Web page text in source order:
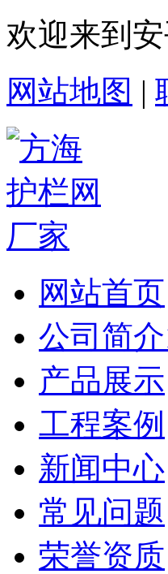
欢迎来到
网站地图 |
网站首页
公司简介
产品展示
工程案例
新闻中心
常见问题
荣誉资质